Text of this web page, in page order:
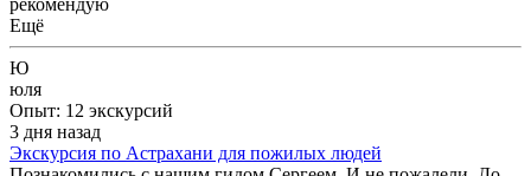
Ещё
Ю
юля
Опыт: 12 экскурсий
3 дня назад
Экскурсия по Астрахани для пожилых людей